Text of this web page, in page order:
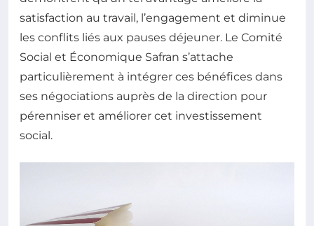
satisfaction au travail, l’engagement et diminue
les conflits liés aux pauses déjeuner. Le Comité
Social et Économique Safran s’attache
particulièrement à intégrer ces bénéfices dans
ses négociations auprès de la direction pour
pérenniser et améliorer cet investissement
social.